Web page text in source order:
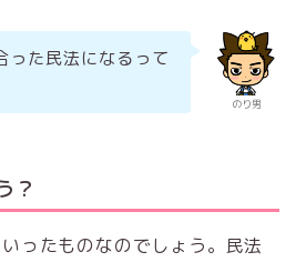
のり男
った民法になるって
？
ったものなのでしょう。民法